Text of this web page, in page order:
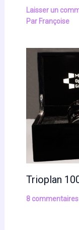
Laisser un
Par Françoise
Trioplan
8 commentaires